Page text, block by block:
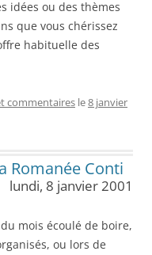
idées ou des thèmes
que vous chérissez
habituelle des
commentaires le8 janvier
Romanée Conti
lundi, 8 janvier 2001
mois écoulé de boire,
ou lors de